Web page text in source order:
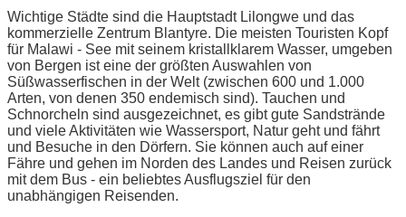
Wichtige Städte sind die Hauptstadt Lilongwe und das
kommerzielle Zentrum Blantyre. Die meisten Touristen Kopf
für Malawi - See mit seinem kristallklarem Wasser, umgeben
von Bergen ist eine der größten Auswahlen von
Süßwasserfischen in der Welt (zwischen 600 und 1.000
Arten, von denen 350 endemisch sind). Tauchen und
Schnorcheln sind ausgezeichnet, es gibt gute Sandstrände
und viele Aktivitäten wie Wassersport, Natur geht und fährt
und Besuche in den Dörfern. Sie können auch auf einer
Fähre und gehen im Norden des Landes und Reisen zurück
mit dem Bus - ein beliebtes Ausflugsziel für den
unabhängigen Reisenden.